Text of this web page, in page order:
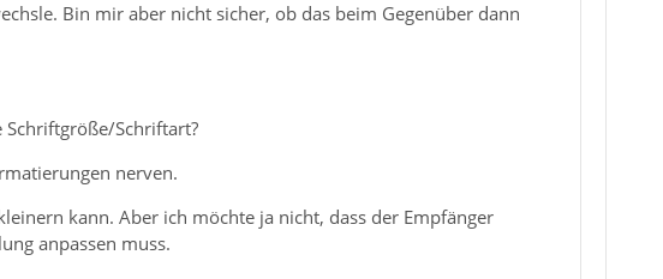
Bin mir aber nicht sicher, ob das beim Gegenüber dann
Schriftgröße/Schriftart?
nerven.
kann. Aber ich möchte ja nicht, dass der Empfänger
anpassen muss.